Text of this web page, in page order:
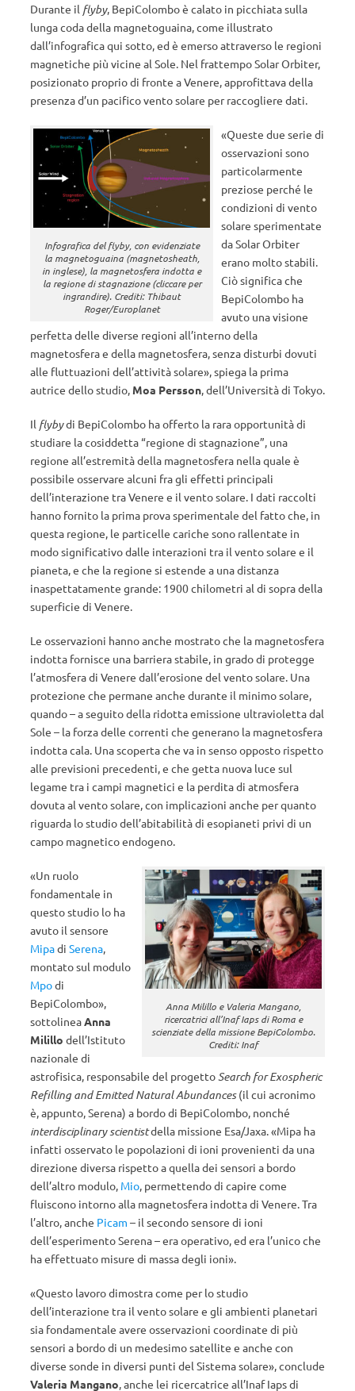
Durante il flyby, BepiColombo è calato in picchiata sulla
lunga coda della magnetoguaina, come illustrato
dall’infografica qui sotto, ed è emerso attraverso le regioni
magnetiche più vicine al Sole. Nel frattempo Solar Orbiter,
posizionato proprio di fronte a Venere, approfittava della
presenza d’un pacifico vento solare per raccogliere dati.
Infografica del flyby, con evidenziate
la magnetoguaina (magnetosheath,
in inglese), la magnetosfera indotta e
la regione di stagnazione (cliccare per
ingrandire). Crediti: Thibaut
Roger/Europlanet
«Queste due serie di
osservazioni sono
particolarmente
preziose perché le
condizioni di vento
solare sperimentate
da Solar Orbiter
erano molto stabili.
Ciò significa che
BepiColombo ha
avuto una visione
perfetta delle diverse regioni all’interno della
magnetosfera e della magnetosfera, senza disturbi dovuti
alle fluttuazioni dell’attività solare», spiega la prima
autrice dello studio, Moa Persson, dell’Università di Tokyo.
Il flybydi BepiColombo ha offerto la rara opportunità di
studiare la cosiddetta “regione di stagnazione”, una
regione all’estremità della magnetosfera nella quale è
possibile osservare alcuni fra gli effetti principali
dell’interazione tra Venere e il vento solare. I dati raccolti
hanno fornito la prima prova sperimentale del fatto che, in
questa regione, le particelle cariche sono rallentate in
modo significativo dalle interazioni tra il vento solare e il
pianeta, e che la regione si estende a una distanza
inaspettatamente grande: 1900 chilometri al di sopra della
superficie di Venere.
Le osservazioni hanno anche mostrato che la magnetosfera
indotta fornisce una barriera stabile, in grado di protegge
l’atmosfera di Venere dall’erosione del vento solare. Una
protezione che permane anche durante il minimo solare,
quando – a seguito della ridotta emissione ultravioletta dal
Sole – la forza delle correnti che generano la magnetosfera
indotta cala. Una scoperta che va in senso opposto rispetto
alle previsioni precedenti, e che getta nuova luce sul
legame tra i campi magnetici e la perdita di atmosfera
dovuta al vento solare, con implicazioni anche per quanto
riguarda lo studio dell’abitabilità di esopianeti privi di un
campo magnetico endogeno.
Anna Milillo e Valeria Mangano,
ricercatrici all’Inaf Iaps di Roma e
scienziate della missione BepiColombo.
Crediti: Inaf
«Un ruolo
fondamentale in
questo studio lo ha
avuto il sensore
Mipadi Serena,
montato sul modulo
Mpodi
BepiColombo»,
sottolineaAnna
Milillo dell’Istituto
nazionale di
astrofisica, responsabile del progettoSearch for Exospheric
Refilling and Emitted Natural Abundances(il cui acronimo
è, appunto, Serena) a bordo di BepiColombo, nonché
interdisciplinary scientistdella missione Esa/Jaxa. «Mipa ha
infatti osservato le popolazioni di ioni provenienti da una
direzione diversa rispetto a quella dei sensori a bordo
dell’altro modulo, Mio, permettendo di capire come
fluiscono intorno alla magnetosfera indotta di Venere. Tra
l’altro, anche Picam – il secondo sensore di ioni
dell’esperimento Serena – era operativo, ed era l’unico che
ha effettuato misure di massa degli ioni».
«Questo lavoro dimostra come per lo studio
dell’interazione tra il vento solare e gli ambienti planetari
sia fondamentale avere osservazioni coordinate di più
sensori a bordo di un medesimo satellite e anche con
diverse sonde in diversi punti del Sistema solare», conclude
Valeria Mangano, anche lei ricercatrice all’Inaf Iaps di